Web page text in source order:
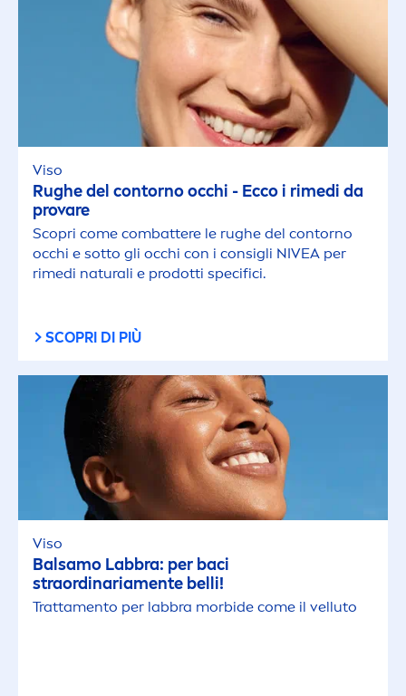
Viso
Rughe del contorno occhi - Ecco i rimedi da
provare
Scopri come combattere le rughe del contorno
occhi e sotto gli occhi con i consigli NIVEA per
rimedi naturali e prodotti specifici.
SCOPRI DI PIÙ
Viso
Balsamo Labbra: per baci
straordinariamente belli!
Trattamento per labbra morbide come il velluto